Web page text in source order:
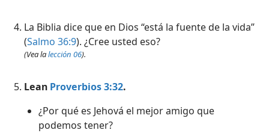
La Biblia dice que en Dios “está la fuente de la vida”
(Salmo 36:9). ¿Cree usted eso?
(Vea lalección 06).
Lean Proverbios 3:32.
¿Por qué es Jehová el mejor amigo que
podemos tener?